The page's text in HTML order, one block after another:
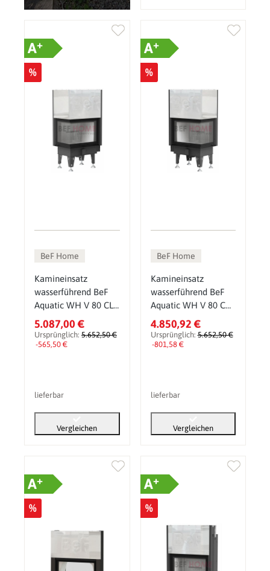
A+
%
BeF Home
Kamineinsatz
wasserführend BeF
Aquatic WH V 80 CL
14,5 kW
5.087,00 €
Ursprünglich: 5.652,50 €
-565,50 €
lieferbar
Vergleichen
A+
%
BeF Home
Kamineinsatz
wasserführend BeF
Aquatic WH V 80 CP
14,5 kW
4.850,92 €
Ursprünglich:5.652,50 €
-801,58 €
lieferbar
Vergleichen
A+
%
A+
%